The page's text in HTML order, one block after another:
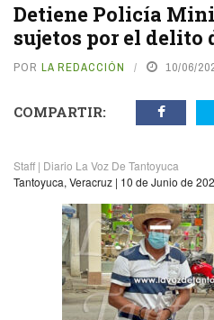
Detiene Policía
sujetos por el delito
POR LA REDACCIÓN 10/06/
COMPARTIR:
Staff | Diario La Voz De Tantoyuca
Tantoyuca, Veracruz | 10 de Junio de